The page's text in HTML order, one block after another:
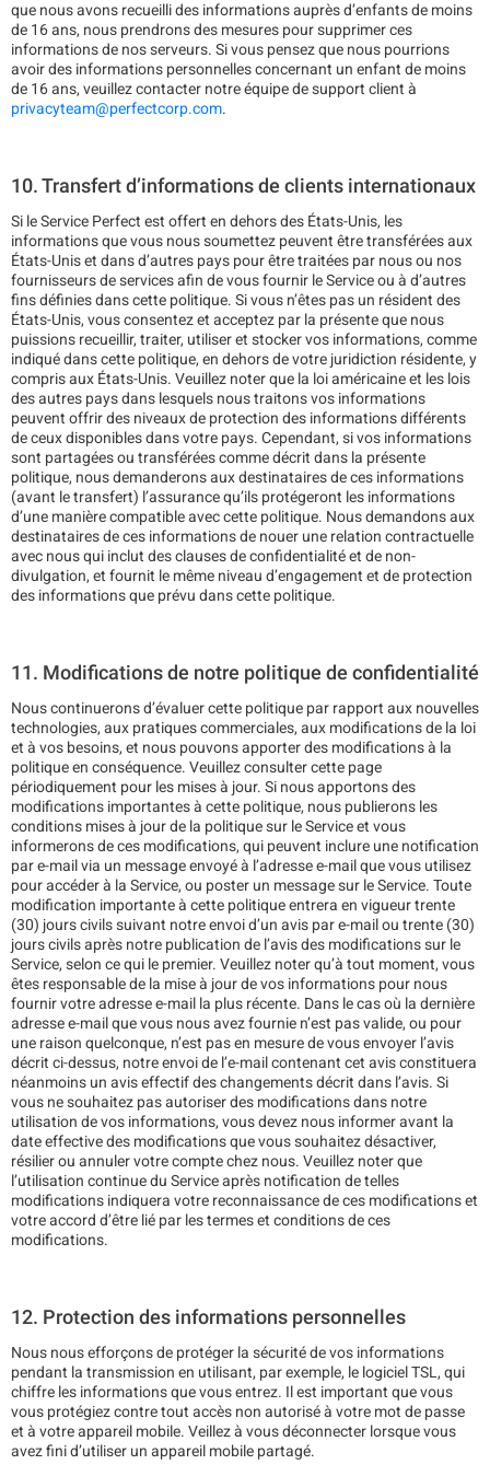
que nous avons recueilli des informations auprès d’enfants de moins
de 16 ans, nous prendrons des mesures pour supprimer ces
informations de nos serveurs. Si vous pensez que nous pourrions
avoir des informations personnelles concernant un enfant de moins
de 16 ans, veuillez contacter notre équipe de support client à
privacyteam@perfectcorp.com.
10. Transfert d’informations de clients internationaux
Si le Service Perfect est offert en dehors des États-Unis, les
informations que vous nous soumettez peuvent être transférées aux
États-Unis et dans d’autres pays pour être traitées par nous ou nos
fournisseurs de services afin de vous fournir le Service ou à d’autres
fins définies dans cette politique. Si vous n’êtes pas un résident des
États-Unis, vous consentez et acceptez par la présente que nous
puissions recueillir, traiter, utiliser et stocker vos informations, comme
indiqué dans cette politique, en dehors de votre juridiction résidente, y
compris aux États-Unis. Veuillez noter que la loi américaine et les lois
des autres pays dans lesquels nous traitons vos informations
peuvent offrir des niveaux de protection des informations différents
de ceux disponibles dans votre pays. Cependant, si vos informations
sont partagées ou transférées comme décrit dans la présente
politique, nous demanderons aux destinataires de ces informations
(avant le transfert) l’assurance qu’ils protégeront les informations
d’une manière compatible avec cette politique. Nous demandons aux
destinataires de ces informations de nouer une relation contractuelle
avec nous qui inclut des clauses de confidentialité et de non-
divulgation, et fournit le même niveau d’engagement et de protection
des informations que prévu dans cette politique.
11. Modifications de notre politique de confidentialité
Nous continuerons d’évaluer cette politique par rapport aux nouvelles
technologies, aux pratiques commerciales, aux modifications de la loi
et à vos besoins, et nous pouvons apporter des modifications à la
politique en conséquence. Veuillez consulter cette page
périodiquement pour les mises à jour. Si nous apportons des
modifications importantes à cette politique, nous publierons les
conditions mises à jour de la politique sur le Service et vous
informerons de ces modifications, qui peuvent inclure une notification
par e-mail via un message envoyé à l’adresse e-mail que vous utilisez
pour accéder à la Service, ou poster un message sur le Service. Toute
modification importante à cette politique entrera en vigueur trente
(30) jours civils suivant notre envoi d’un avis par e-mail ou trente (30)
jours civils après notre publication de l’avis des modifications sur le
Service, selon ce qui le premier. Veuillez noter qu’à tout moment, vous
êtes responsable de la mise à jour de vos informations pour nous
fournir votre adresse e-mail la plus récente. Dans le cas où la dernière
adresse e-mail que vous nous avez fournie n’est pas valide, ou pour
une raison quelconque, n’est pas en mesure de vous envoyer l’avis
décrit ci-dessus, notre envoi de l’e-mail contenant cet avis constituera
néanmoins un avis effectif des changements décrit dans l’avis. Si
vous ne souhaitez pas autoriser des modifications dans notre
utilisation de vos informations, vous devez nous informer avant la
date effective des modifications que vous souhaitez désactiver,
résilier ou annuler votre compte chez nous. Veuillez noter que
l’utilisation continue du Service après notification de telles
modifications indiquera votre reconnaissance de ces modifications et
votre accord d’être lié par les termes et conditions de ces
modifications.
12. Protection des informations personnelles
Nous nous efforçons de protéger la sécurité de vos informations
pendant la transmission en utilisant, par exemple, le logiciel TSL, qui
chiffre les informations que vous entrez. Il est important que vous
vous protégiez contre tout accès non autorisé à votre mot de passe
et à votre appareil mobile. Veillez à vous déconnecter lorsque vous
avez fini d’utiliser un appareil mobile partagé.